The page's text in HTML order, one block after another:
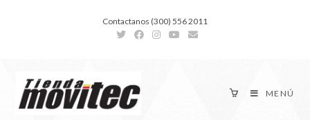
Contactanos (300) 556 2011
MENÚ